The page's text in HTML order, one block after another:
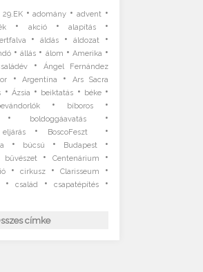
29.EK•adomány •advent •
• akció• alapítás•
•áldás •áldozat •
•állás • álom • Amerika •
•
Ángel Fernández
•Argentína •
Ars Sacra
• Ázsia • beiktatás • béke•
• bíboros •
boldoggáavatás•
• BoscoFeszt •
• búcsú • Budapest •
bűvészet• Centenárium •
• cirkusz•Clarisseum •
család •csapatépítés •
címke